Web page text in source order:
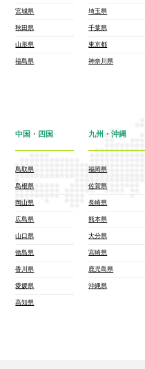
宮城県
秋田県
山形県
福島県
埼玉県
千葉県
東京都
神奈川県
中国・四国
鳥取県
島根県
岡山県
広島県
山口県
徳島県
香川県
愛媛県
高知県
九州・沖縄
福岡県
佐賀県
長崎県
熊本県
大分県
宮崎県
鹿児島県
沖縄県